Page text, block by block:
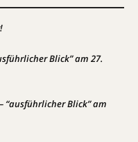
Blick” am 27.
“ausführlicher Blick” am